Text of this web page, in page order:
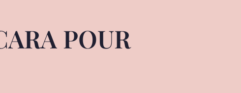
POUR